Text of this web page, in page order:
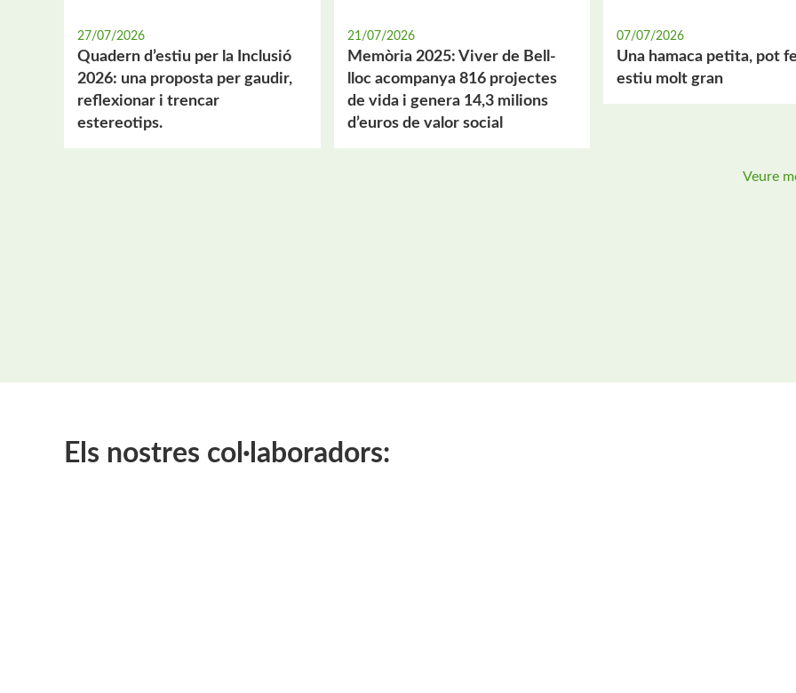
27/07/2026
Quadern d’estiu per la Inclusió
2026: una proposta per gaudir,
reflexionar i trencar
estereotips.
21/07/2026
Memòria 2025: Viver de Bell-
lloc acompanya 816 projectes
de vida i genera 14,3 milions
d’euros de valor social
07/07/2026
Una hamaca petita, pot
estiu molt gran
Veure
Els nostres col·laboradors: